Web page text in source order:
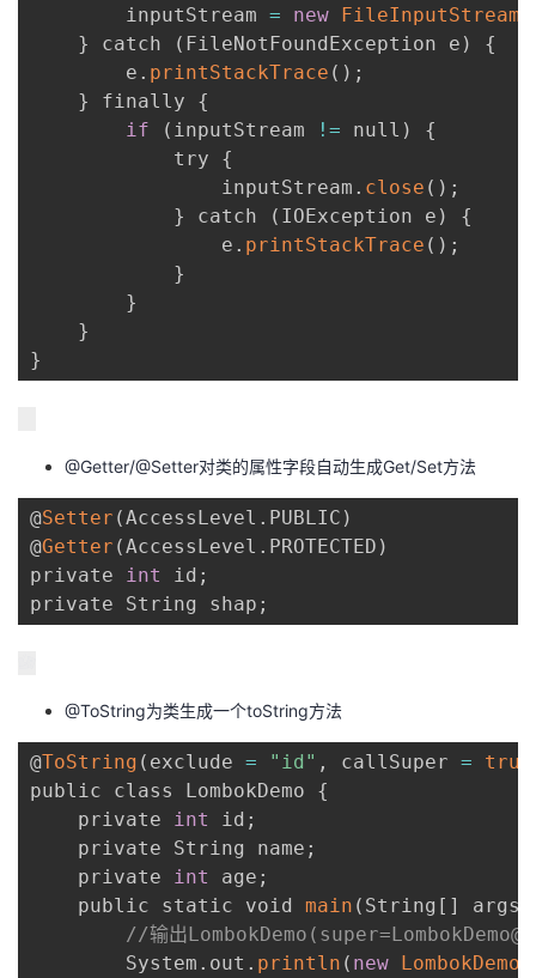
        inputStream
= new FileInputStream
}
catch ( FileNotFoundException e )
{
        e
. printStackTrace ( ) ;
}
finally {
if
( inputStream != null )
{
            try
{
                inputStream
. close ( ) ;
}
catch ( IOException e )
{
                e
. printStackTrace ( ) ;
}
}
}
}
@Getter/@Setter对类的属性字段自动生成Get/Set方法
@Setter (AccessLevel . PUBLIC )
@Getter (AccessLevel . PROTECTED )
private int id ;
private String shap ;
@ToString为类生成一个toString方法
@ToString ( exclude = "id" , callSuper = true
public class LombokDemo {
    private
int id ;
    private String name
;
    private
int age ;
    public static void
main ( String [ ] args
//输出
        System
. out . println ( new LombokDemo